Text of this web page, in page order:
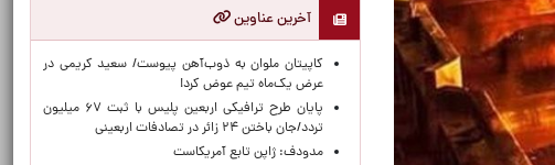
آخرین عناوین
کاپیتان ملوان به ذوب‌آهن پیوست/ سعید کریمی در
عرض یک‌ماه تیم عوض کرد!
پایان طرح ترافیکی اربعین پلیس با ثبت ۶۷ میلیون
تردد/جان باختن ۲۴ زائر در تصادفات اربعینی
مدودف: ژاپن تابع آمریکاست